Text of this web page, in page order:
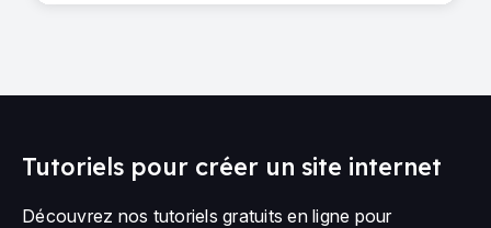
Tutoriels pour créer un site internet
Découvrez nos tutoriels gratuits en ligne pour